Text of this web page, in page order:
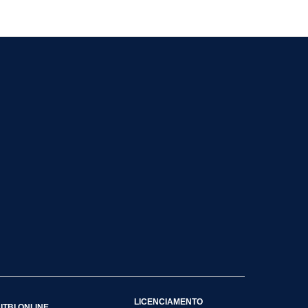
LICENCIAMENTO